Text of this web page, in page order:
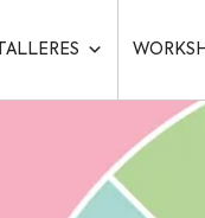
TALLERES